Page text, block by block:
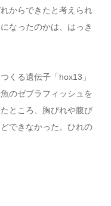
からできたと考えられ
なったのかは、はっき
くる遺伝子「hox13」
のゼブラフィッシュを
ところ、胸びれや腹び
できなかった。ひれの